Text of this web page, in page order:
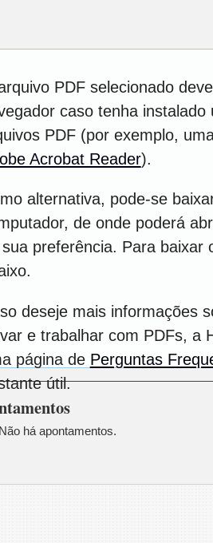
PDF selecionado
caso tenha
PDF (por exemplo,
Acrobat Reader).
alternativa, pode-se
de onde poderá
preferência. Para baixar
deseje mais informações
e trabalhar com PDFs, a
página de Perguntas
útil.
Não há apontamentos.